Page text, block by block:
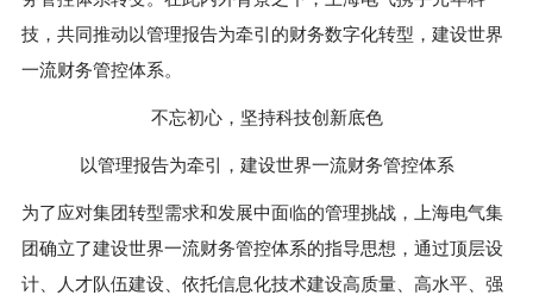
技，共同推动以管理报告为牵引的财务数字化转型，建设世界
一流财务管控体系。
不忘初心，坚持科技创新底色
以管理报告为牵引，建设世界一流财务管控体系
为了应对集团转型需求和发展中面临的管理挑战，上海电气集
团确立了建设世界一流财务管控体系的指导思想，通过顶层设
计、人才队伍建设、依托信息化技术建设高质量、高水平、强